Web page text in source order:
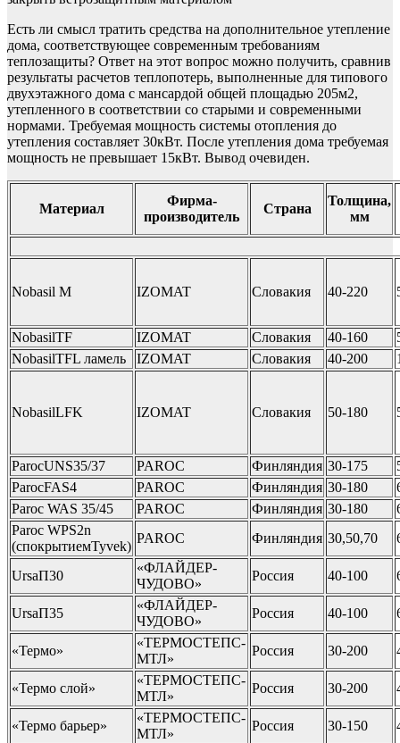
Есть ли смысл тратить средства на дополнительное утепление
дома, соответствующее современным требованиям
теплозащиты? Ответ на этот вопрос можно получить, сравнив
результаты расчетов теплопотерь, выполненные для типового
двухэтажного дома с мансардой общей площадью 205м2,
утепленного в соответствии со старыми и современными
нормами. Требуемая мощность системы отопления до
утепления составляет 30кВт. После утепления дома требуемая
мощность не превышает 15кВт. Вывод очевиден.
Материал
Фирма-
производитель
Страна
Толщина,
мм
Nobasil M IZOMAT Словакия 40-220
NobasilTF IZOMAT Словакия 40-160
NobasilTFL ламель
IZOMAT Словакия 40-200
NobasilLFK IZOMAT Словакия 50-180
ParocUNS35/37 PAROC Финляндия 30-175
ParocFAS4
PAROC Финляндия 30-180
Paroc WAS 35/45
PAROC Финляндия 30-180
Paroc WPS2n
(спокрытиемTyvek)
PAROC Финляндия 30,50,70
UrsaП30
«ФЛАЙДЕР-
ЧУДОВО»
Россия 40-100
UrsaП35
«ФЛАЙДЕР-
ЧУДОВО»
Россия 40-100
«Термо»
«ТЕРМОСТЕПC-
МТЛ»
Россия 30-200
«Термо слой»
«ТЕРМОСТЕПC-
МТЛ»
Россия 30-200
«Термо барьер»
«ТЕРМОСТЕПC-
МТЛ»
Россия 30-150